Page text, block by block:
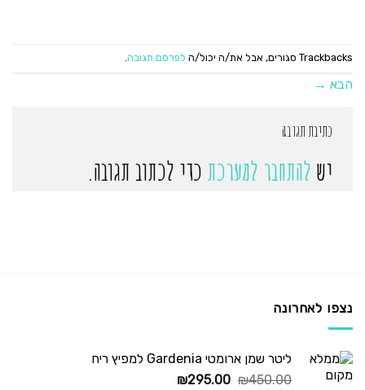
Trackbacks סגורים, אבל את/ה יכול/ה לפרסם תגובה.
הבא →
כתיבת תגובה
יש להתחבר למערכת כדי לכתוב תגובה.
נצפו לאחרונה
ליטר שמן ארומטי Gardenia למפיץ ריח
₪450.00
המחיר
₪295.00
המחיר